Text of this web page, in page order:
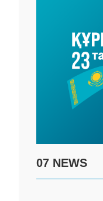
07 NEWS